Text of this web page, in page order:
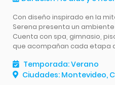
Con diseño inspirado en la
Serena presenta un
Cuenta con spa, gimnasio,
que acompañan cada etapa
Temporada:Verano
Ciudades: Montevideo,